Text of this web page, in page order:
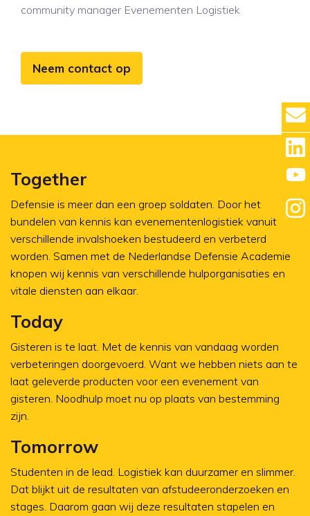
community manager Evenementen Logistiek
Neem contact op
Together
Defensie is meer dan een groep soldaten. Door het
bundelen van kennis kan evenementenlogistiek vanuit
verschillende invalshoeken bestudeerd en verbeterd
worden. Samen met de Nederlandse Defensie Academie
knopen wij kennis van verschillende hulporganisaties en
vitale diensten aan elkaar.
Today
Gisteren is te laat. Met de kennis van vandaag worden
verbeteringen doorgevoerd. Want we hebben niets aan te
laat geleverde producten voor een evenement van
gisteren. Noodhulp moet nu op plaats van bestemming
zijn.
Tomorrow
Studenten in de lead. Logistiek kan duurzamer en slimmer.
Dat blijkt uit de resultaten van afstudeeronderzoeken en
stages. Daarom gaan wij deze resultaten stapelen en